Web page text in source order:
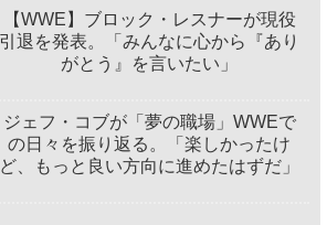
【WWE】ブロック・レスナーが現役
引退を発表。「みんなに心から『あり
がとう』を言いたい」
ジェフ・コブが「夢の職場」WWEで
の日々を振り返る。「楽しかったけ
ど、もっと良い方向に進めたはずだ」